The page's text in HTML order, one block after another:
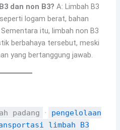
dan non B3? A: Limbah B3
logam berat, bahan
itu, limbah non B3
berbahaya tersebut, meski
yang bertanggung jawab.
padang ·
pengelolaan
limbah B3